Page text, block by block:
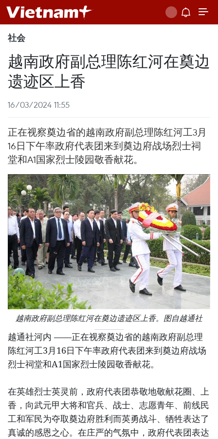
社会
越南政府副总理陈红河在奠边
遗迹区上香
16/03/2024 11:55
正在视察奠边省的越南政府副总理陈红河工3月
16日下午率政府代表团来到奠边府战场烈士祠
堂和A1国家烈士陵园敬香献花。
越南政府副总理陈红河在奠边遗迹区上香。图自越通社
越通社河内 ——正在视察奠边省的越南政府副总理
陈红河工3月16日下午率政府代表团来到奠边府战场
烈士祠堂和A1国家烈士陵园敬香献花。
在英雄烈士英灵前，政府代表团恭敬地敬献花圈、上
香，向武元甲大将和官兵、战士、志愿青年、前线民
工和军民为夺取奠边府胜利而英勇战斗、牺牲表达了
真诚的感恩之心。在庄严的气氛中，政府代表团表达